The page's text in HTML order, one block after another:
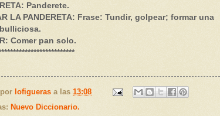
Panderete.
LA PANDERETA: Frase: Tundir, golpear; formar una
Comer pan solo.
lofigueras a las 13:08
Nuevo Diccionario.